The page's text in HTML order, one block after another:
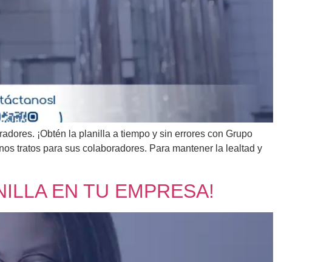
¡Obtén la planilla a tiempo y sin errores con Grupo
tratos para sus colaboradores. Para mantener la lealtad y
EN TU EMPRESA!